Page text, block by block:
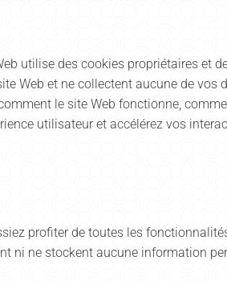
utilise des cookies propriétaires et
Web et ne collectent aucune de
le site Web fonctionne,
utilisateur et accélérez vos
profiter de toutes les
ni ne stockent aucune information